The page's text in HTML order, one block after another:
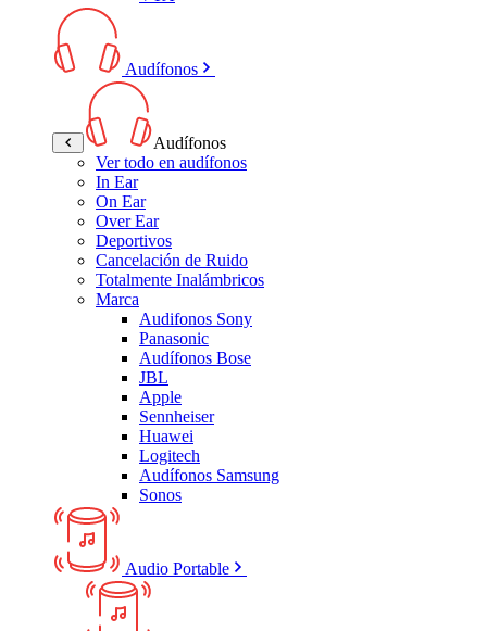
Audífonos
Audífonos
Ver todo en audífonos
In Ear
On Ear
Over Ear
Deportivos
Cancelación de Ruido
Totalmente Inalámbricos
Marca
Audifonos Sony
Panasonic
Audífonos Bose
JBL
Apple
Sennheiser
Huawei
Logitech
Audífonos Samsung
Sonos
Audio Portable